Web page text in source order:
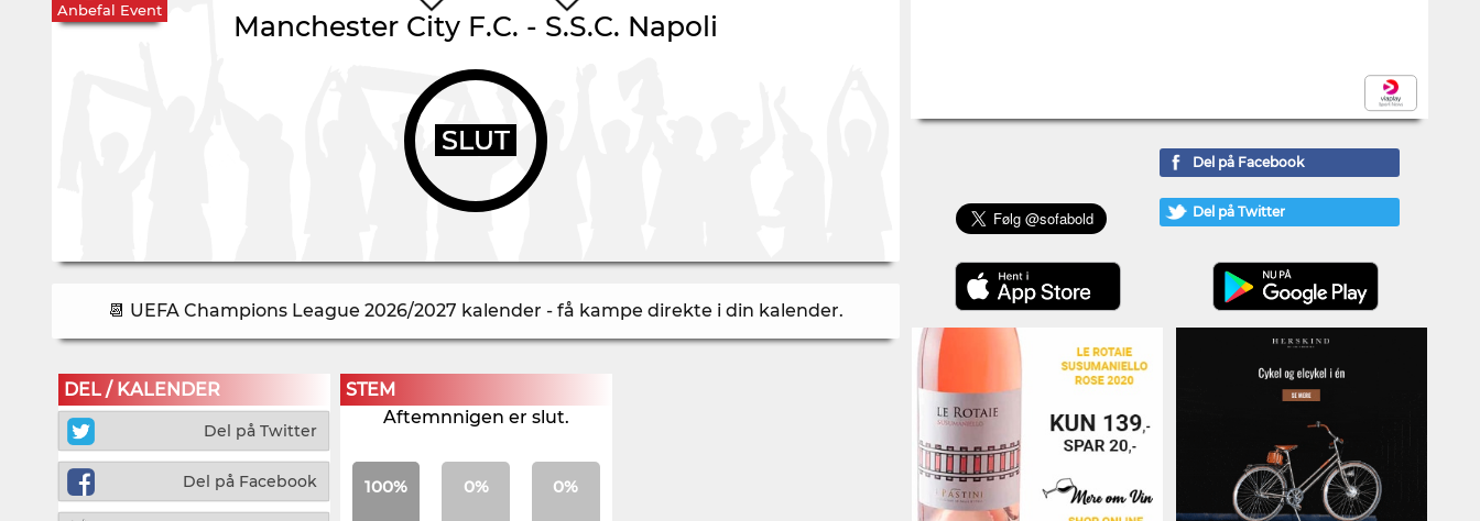
Manchester City F.C. - S.S.C. Napoli
SLUT
Anbefal Event
📆 UEFA Champions League 2026/2027 kalender - få kampe direkte i din kalender.
DEL / KALENDER
Del på Twitter
Del på Facebook
STEM
Aftemnnigen er slut.
100% 0% 0%
Del på Facebook
Del på Twitter